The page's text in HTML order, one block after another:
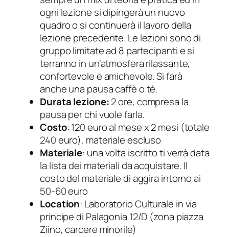
ogni lezione si dipingerà un nuovo
quadro o si continuerà il lavoro della
lezione precedente. Le lezioni sono di
gruppo limitate ad 8 partecipanti e si
terranno in un’atmosfera rilassante,
confortevole e amichevole. Si farà
anche una pausa caffè o tè.
Durata lezione:2 ore, compresa la
pausa per chi vuole farla.
Costo: 120 euro al mese x 2 mesi (totale
240 euro), materiale escluso
Materiale: una volta iscritto ti verrà data
la lista dei materiali da acquistare. Il
costo del materiale di aggira intorno ai
50-60 euro
Location: Laboratorio Culturale in via
principe di Palagonia 12/D (zona piazza
Ziino, carcere minorile)